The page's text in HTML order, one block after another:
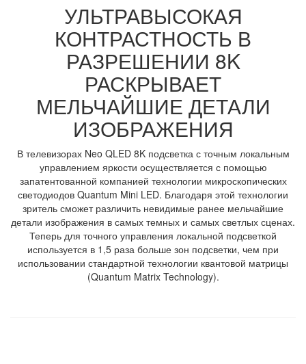
УЛЬТРАВЫСОКАЯ
КОНТРАСТНОСТЬ В
РАЗРЕШЕНИИ 8K
РАСКРЫВАЕТ
МЕЛЬЧАЙШИЕ ДЕТАЛИ
ИЗОБРАЖЕНИЯ
В телевизорах Neo QLED 8K подсветка с точным локальным
управлением яркости осуществляется с помощью
запатентованной компанией технологии микроскопических
светодиодов Quantum Mini LED. Благодаря этой технологии
зритель сможет различить невидимые ранее мельчайшие
детали изображения в самых темных и самых светлых сценах.
Теперь для точного управления локальной подсветкой
используется в 1,5 раза больше зон подсветки, чем при
использовании стандартной технологии квантовой матрицы
(Quantum Matrix Technology).